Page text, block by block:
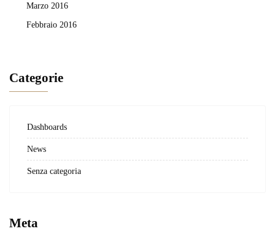
Marzo 2016
Febbraio 2016
Categorie
Dashboards
News
Senza categoria
Meta